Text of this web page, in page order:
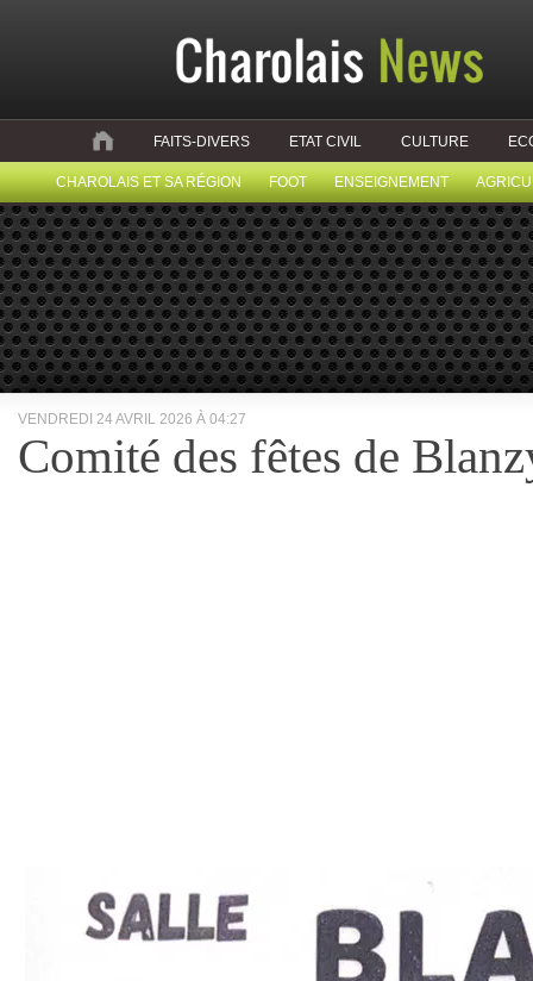
FAITS-DIVERS ETAT CIVIL CULTURE
CHAROLAIS ET SA RÉGION FOOT ENSEIGNEMENT
VENDREDI 24 AVRIL 2026 À 04:27
Comité des fêtes de